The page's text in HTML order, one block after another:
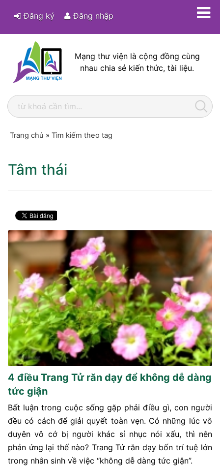
Đăng ký Đăng nhập
Mạng thư viện là cộng đồng cùng
nhau chia sẻ kiến thức, tài liệu.
Trang chủ » Tìm kiếm theo tag
Tâm thái
4 điều Trang Tử răn dạy để không dễ dàng
tức giận
Bất luận trong cuộc sống gặp phải điều gì, con người
đều có cách để giải quyết toàn vẹn. Có những lúc vô
duyên vô cớ bị người khác sỉ nhục nói xấu, thì nên
phản ứng lại thế nào? Trang Tử răn dạy bốn trí tuệ lớn
trong nhân sinh về việc “không dễ dàng tức giận”.